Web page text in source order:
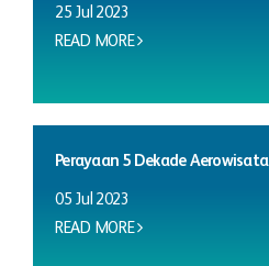
25 Jul 2023
READ MORE
Perayaan 5 Dekade Aerowisata
05 Jul 2023
READ MORE